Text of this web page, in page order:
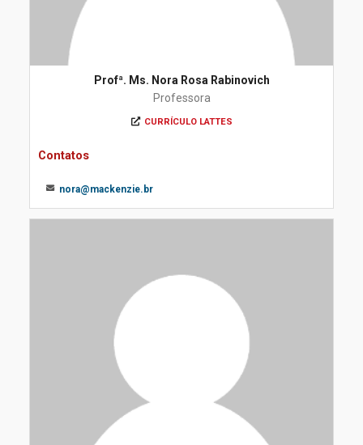
Profª. Ms. Nora Rosa Rabinovich
Professora
CURRÍCULO LATTES
Contatos
nora@mackenzie.br